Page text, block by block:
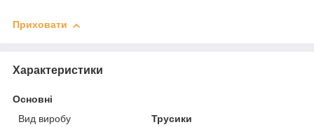
Приховати
Характеристики
Основні
Вид виробу
Трусики